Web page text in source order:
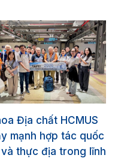
Địa chất HCMUS
mạnh hợp tác quốc
thực địa trong lĩnh